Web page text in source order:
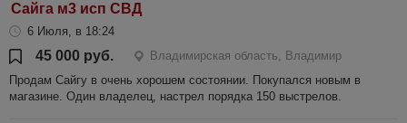
Сайга м3 исп СВД
6 Июля, в 18:24
45 000 руб.
Владимирская область, Владимир
Продам Сайгу в очень хорошем состоянии. Покупался новым в
магазине. Один владелец, настрел порядка 150 выстрелов.